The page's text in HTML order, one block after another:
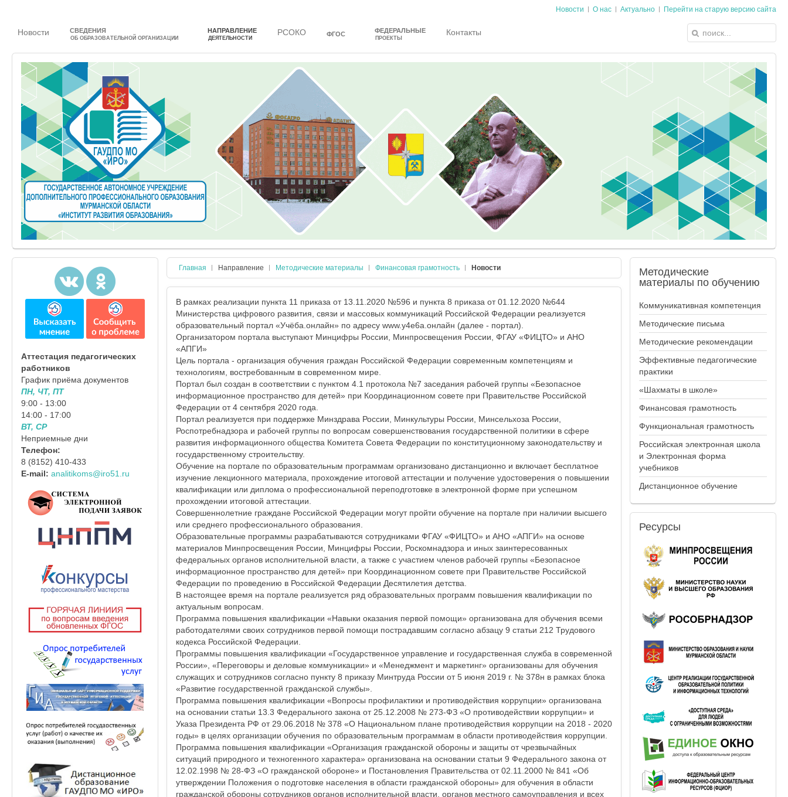
Новости О нас Актуально Перейти на старую версию сайта
Новости СВЕДЕНИЯ
ОБ ОБРАЗОВАТЕЛЬНОЙ ОРГАНИЗАЦИИ
НАПРАВЛЕНИЕ
ДЕЯТЕЛЬНОСТИ
РСОКО ФГОС ФЕДЕРАЛЬНЫЕ
ПРОЕКТЫ
Контакты
Главная Направление Методические материалы Финансовая грамотность Новости
В рамках реализации пункта 11 приказа от 13.11.2020 №596 и пункта 8 приказа от 01.12.2020 №644
Министерства цифрового развития, связи и массовых коммуникаций Российской Федерации реализуется
образовательный портал «Учёба.онлайн» по адресу www.y4e6a.онлайн (далее - портал).
Организатором портала выступают Минцифры России, Минпросвещения России, ФГАУ «ФИЦТО» и АНО
«АПГИ»
Цель портала - организация обучения граждан Российской Федерации современным компетенциям и
технологиям, востребованным в современном мире.
Портал был создан в соответствии с пунктом 4.1 протокола №7 заседания рабочей группы «Безопасное
информационное пространство для детей» при Координационном совете при Правительстве Российской
Федерации от 4 сентября 2020 года.
Портал реализуется при поддержке Минздрава России, Минкультуры России, Минсельхоза России,
Роспотребнадзора и рабочей группы по вопросам совершенствования государственной политики в сфере
развития информационного общества Комитета Совета Федерации по конституционному законодательству и
государственному строительству.
Обучение на портале по образовательным программам организовано дистанционно и включает бесплатное
изучение лекционного материала, прохождение итоговой аттестации и получение удостоверения о повышении
квалификации или диплома о профессиональной переподготовке в электронной форме при успешном
прохождении итоговой аттестации.
Совершеннолетние граждане Российской Федерации могут пройти обучение на портале при наличии высшего
или среднего профессионального образования.
Образовательные программы разрабатываются сотрудниками ФГАУ «ФИЦТО» и АНО «АПГИ» на основе
материалов Минпросвещения России, Минцифры России, Роскомнадзора и иных заинтересованных
федеральных органов исполнительной власти, а также с участием членов рабочей группы «Безопасное
информационное пространство для детей» при Координационном совете при Правительстве Российской
Федерации по проведению в Российской Федерации Десятилетия детства.
В настоящее время на портале реализуется ряд образовательных программ повышения квалификации по
актуальным вопросам.
Программа повышения квалификации «Навыки оказания первой помощи» организована для обучения всеми
работодателями своих сотрудников первой помощи пострадавшим согласно абзацу 9 статьи 212 Трудового
кодекса Российской Федерации.
Программы повышения квалификации «Государственное управление и государственная служба в современной
России», «Переговоры и деловые коммуникации» и «Менеджмент и маркетинг» организованы для обучения
служащих и сотрудников согласно пункту 8 приказу Минтруда России от 5 июня 2019 г. № 378н в рамках блока
«Развитие государственной гражданской службы».
Программа повышения квалификации «Вопросы профилактики и противодействия коррупции» организована
на основании статьи 13.3 Федерального закона от 25.12.2008 № 273-ФЗ «О противодействии коррупции» и
Указа Президента РФ от 29.06.2018 № 378 «О Национальном плане противодействия коррупции на 2018 - 2020
годы» в целях организации обучения по образовательным программам в области противодействия коррупции.
Программа повышения квалификации «Организация гражданской обороны и защиты от чрезвычайных
ситуаций природного и техногенного характера» организована на основании статьи 9 Федерального закона от
12.02.1998 № 28-ФЗ «О гражданской обороне» и Постановления Правительства от 02.11.2000 № 841 «Об
утверждении Положения о подготовке населения в области гражданской обороны» для обучения в области
гражданской обороны сотрудников органов исполнительной власти, органов местного самоуправления и всех
Аттестация педагогических
работников
График приёма документов
ПН, ЧТ, ПТ
9:00 - 13:00
14:00 - 17:00
ВТ, СР
Неприемные дни
Телефон:
8 (8152) 410-433
E-mail: analitikoms@iro51.ru
Методические
материалы по обучению
Коммуникативная компетенция
Методические письма
Методические рекомендации
Эффективные педагогические
практики
«Шахматы в школе»
Финансовая грамотность
Функциональная грамотность
Российская электронная школа
и Электронная форма
учебников
Дистанционное обучение
Ресурсы